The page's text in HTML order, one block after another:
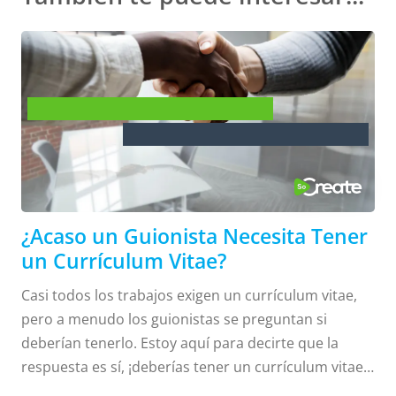
¿Acaso un Guionista Necesita
Tener un Currículum Vitae?
¿Acaso un Guionista Necesita Tener
un Currículum Vitae?
Casi todos los trabajos exigen un currículum vitae,
pero a menudo los guionistas se preguntan si
deberían tenerlo. Estoy aquí para decirte que la
respuesta es sí, ¡deberías tener un currículum vitae!